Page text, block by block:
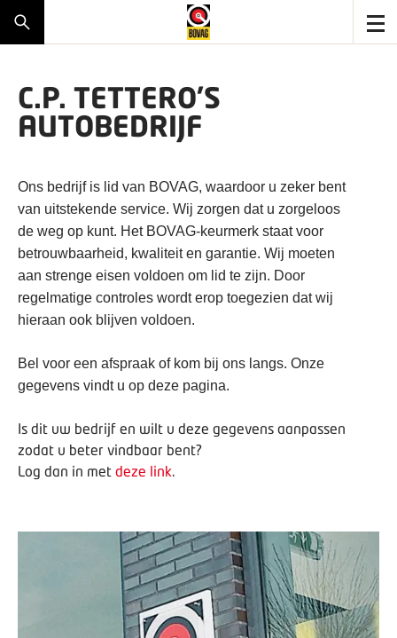
C.P. TETTERO'S
AUTOBEDRIJF
Ons bedrijf is lid van BOVAG, waardoor u zeker bent
van uitstekende service. Wij zorgen dat u zorgeloos
de weg op kunt. Het BOVAG-keurmerk staat voor
betrouwbaarheid, kwaliteit en garantie. Wij moeten
aan strenge eisen voldoen om lid te zijn. Door
regelmatige controles wordt erop toegezien dat wij
hieraan ook blijven voldoen.
Bel voor een afspraak of kom bij ons langs. Onze
gegevens vindt u op deze pagina.
Is dit uw bedrijf en wilt u deze gegevens aanpassen
zodat u beter vindbaar bent?
Log dan in met deze link.